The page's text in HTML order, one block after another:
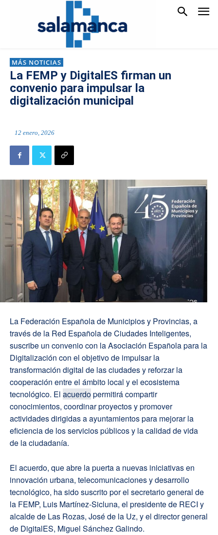
MÁS NOTICIAS
La FEMP y DigitalES firman un
convenio para impulsar la
digitalización municipal
12 enero, 2026
La Federación Española de Municipios y Provincias, a
través de la Red Española de Ciudades Inteligentes,
suscribe un convenio con la Asociación Española para la
Digitalización con el objetivo de impulsar la
transformación digital de las ciudades y reforzar la
cooperación entre el ámbito local y el ecosistema
tecnológico. El acuerdopermitirá compartir
conocimientos, coordinar proyectos y promover
actividades dirigidas a ayuntamientos para mejorar la
eficiencia de los servicios públicos y la calidad de vida
de la ciudadanía.
El acuerdo, que abre la puerta a nuevas iniciativas en
innovación urbana, telecomunicaciones y desarrollo
tecnológico, ha sido suscrito por el secretario general de
la FEMP, Luis Martínez-Sicluna, el presidente de RECI y
alcalde de Las Rozas, José de la Uz, y el director general
de DigitalES, Miguel Sánchez Galindo.